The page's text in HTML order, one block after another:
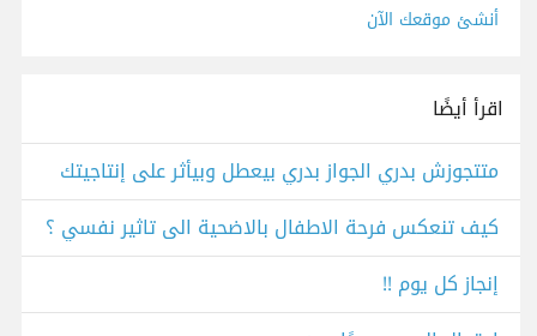
أنشئ موقعك الآن
اقرأ أيضًا
متتجوزش بدري الجواز بدري بيعطل وبيأثر على إنتاجيتك
كيف تنعكس فرحة الاطفال بالاضحية الى تاثير نفسي ؟
إنجاز كل يوم !!